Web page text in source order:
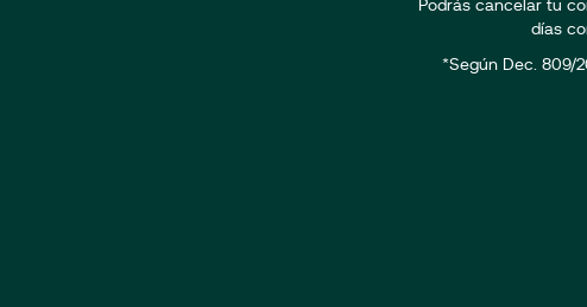
Podrás cancelar tu
días
*Según Dec. 809/